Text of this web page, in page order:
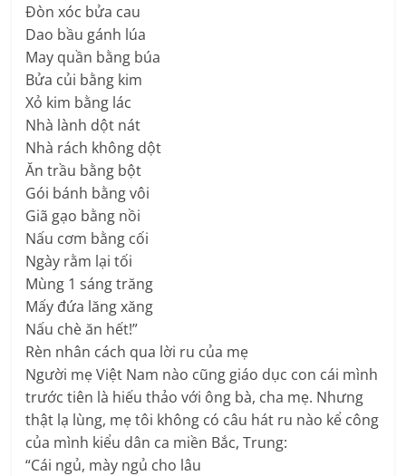
Đòn xóc bửa cau
Dao bầu gánh lúa
May quần bằng búa
Bửa củi bằng kim
Xỏ kim bằng lác
Nhà lành dột nát
Nhà rách không dột
Ăn trầu bằng bột
Gói bánh bằng vôi
Giã gạo bằng nồi
Nấu cơm bằng cối
Ngày rằm lại tối
Mùng 1 sáng trăng
Mấy đứa lăng xăng
Nấu chè ăn hết!”
Rèn nhân cách qua lời ru của mẹ
Người mẹ Việt Nam nào cũng giáo dục con cái mình
trước tiên là hiếu thảo với ông bà, cha mẹ. Nhưng
thật lạ lùng, mẹ tôi không có câu hát ru nào kể công
của mình kiểu dân ca miền Bắc, Trung:
“Cái ngủ, mày ngủ cho lâu